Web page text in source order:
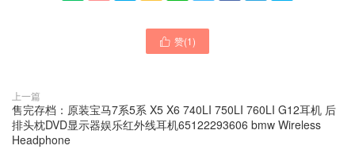
 赞(1)
上一篇
售完存档：原装宝马7系5系 X5 X6 740LI 750LI 760LI G12耳机 后
排头枕DVD显示器娱乐红外线耳机65122293606 bmw Wireless
Headphone